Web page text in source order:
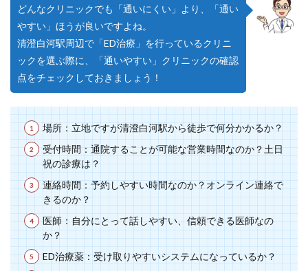
どんなクリニックでも「通いにくい」より、「通い
やすい」ほうが良いですよね。
清澄白河駅周辺で「ED治療」を行っているクリニ
ックを選ぶ際に、「通いやすい」クリニックの確認
点をチェックしておきましょう！
場所：立地ですが清澄白河駅から徒歩で何分かかるか？
受付時間：通院することが可能な営業時間なのか？土日
祝の診療は？
連絡時間：予約しやすい時間なのか？オンライン連絡で
きるのか？
医師：自分にとって話しやすい、信頼できる医師なの
か？
ED治療薬：受け取りやすいシステムになっているか？